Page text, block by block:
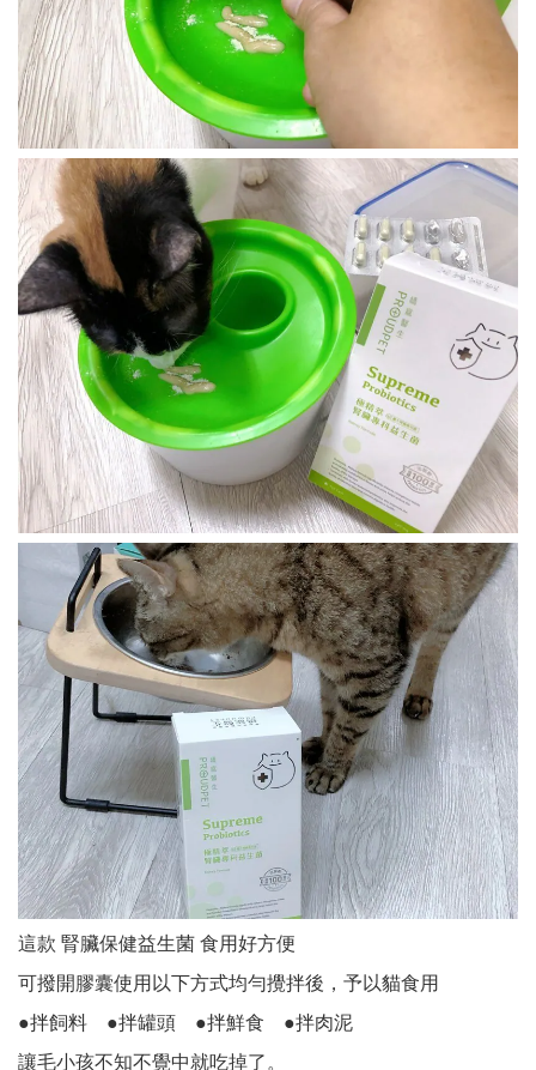
這款 腎臟保健益生菌 食用好方便
可撥開膠囊使用以下方式均勻攪拌後，予以貓食用
●拌飼料 ●拌罐頭 ●拌鮮食 ●拌肉泥
讓毛小孩不知不覺中就吃掉了。